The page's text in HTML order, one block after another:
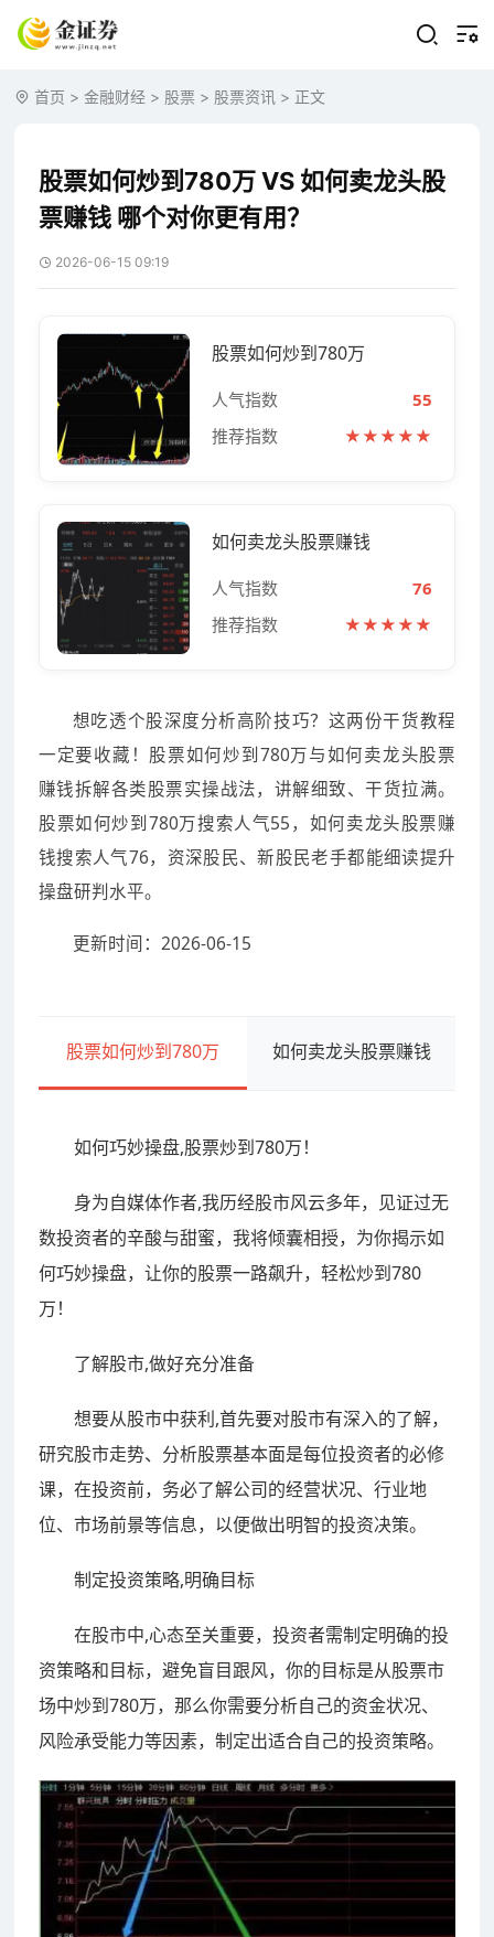
首页 >金融财经 > 股票 > 股票资讯 > 正文
股票如何炒到780万 VS 如何卖龙头股
票赚钱 哪个对你更有用？
2026-06-15 09:19
股票如何炒到780万
人气指数
55
推荐指数
★★★★★
如何卖龙头股票赚钱
人气指数
76
推荐指数
★★★★★
想吃透个股深度分析高阶技巧？这两份干货教程
一定要收藏！股票如何炒到780万与如何卖龙头股票
赚钱拆解各类股票实操战法，讲解细致、干货拉满。
股票如何炒到780万搜索人气55，如何卖龙头股票赚
钱搜索人气76，资深股民、新股民老手都能细读提升
操盘研判水平。
更新时间：2026-06-15
股票如何炒到780万 如何卖龙头股票赚钱
如何巧妙操盘,股票炒到780万！
身为自媒体作者,我历经股市风云多年，见证过无
数投资者的辛酸与甜蜜，我将倾囊相授，为你揭示如
何巧妙操盘，让你的股票一路飙升，轻松炒到780
万！
了解股市,做好充分准备
想要从股市中获利,首先要对股市有深入的了解，
研究股市走势、分析股票基本面是每位投资者的必修
课，在投资前，务必了解公司的经营状况、行业地
位、市场前景等信息，以便做出明智的投资决策。
制定投资策略,明确目标
在股市中,心态至关重要，投资者需制定明确的投
资策略和目标，避免盲目跟风，你的目标是从股票市
场中炒到780万，那么你需要分析自己的资金状况、
风险承受能力等因素，制定出适合自己的投资策略。